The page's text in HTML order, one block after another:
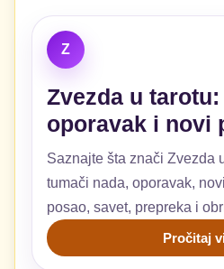
Z
Zvezda u tarotu:
oporavak i novi
Saznajte šta znači Zvezda
tumači nada, oporavak,
posao, savet, prepreka i
Pročitaj